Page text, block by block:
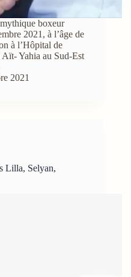
boxeur
2021, à l’âge de
à l’Hôpital de
Yahia au Sud-Est
2021
Lilla, Selyan,